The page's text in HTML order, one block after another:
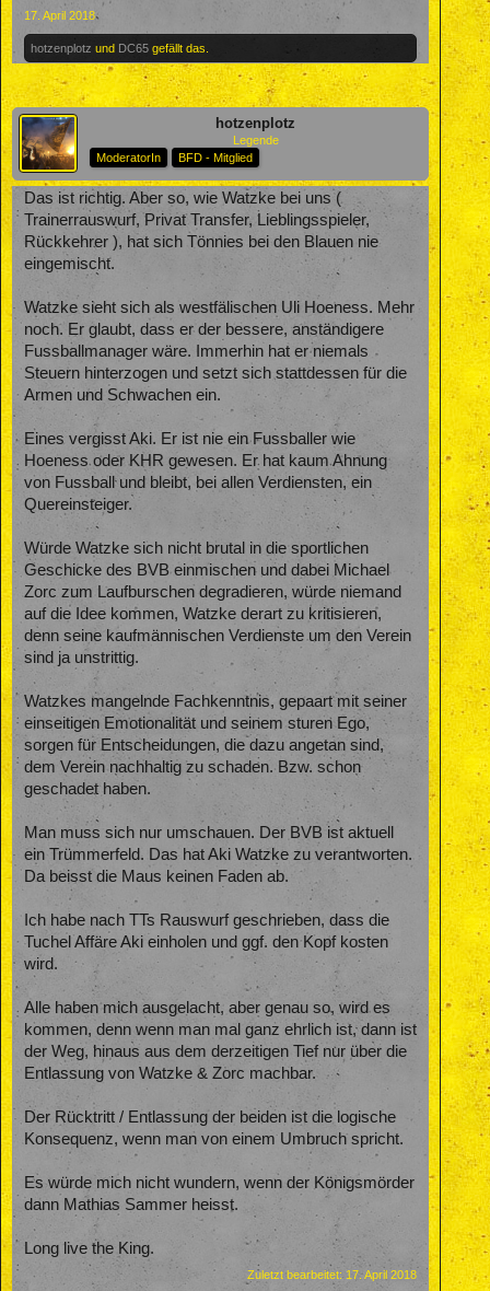
17. April 2018
hotzenplotz und DC65 gefällt das.
hotzenplotz
Legende
ModeratorIn
BFD - Mitglied
Das ist richtig. Aber so, wie Watzke bei uns (
Trainerrauswurf, Privat Transfer, Lieblingsspieler,
Rückkehrer ), hat sich Tönnies bei den Blauen nie
eingemischt.
Watzke sieht sich als westfälischen Uli Hoeness. Mehr
noch. Er glaubt, dass er der bessere, anständigere
Fussballmanager wäre. Immerhin hat er niemals
Steuern hinterzogen und setzt sich stattdessen für die
Armen und Schwachen ein.
Eines vergisst Aki. Er ist nie ein Fussballer wie
Hoeness oder KHR gewesen. Er hat kaum Ahnung
von Fussball und bleibt, bei allen Verdiensten, ein
Quereinsteiger.
Würde Watzke sich nicht brutal in die sportlichen
Geschicke des BVB einmischen und dabei Michael
Zorc zum Laufburschen degradieren, würde niemand
auf die Idee kommen, Watzke derart zu kritisieren,
denn seine kaufmännischen Verdienste um den Verein
sind ja unstrittig.
Watzkes mangelnde Fachkenntnis, gepaart mit seiner
einseitigen Emotionalität und seinem sturen Ego,
sorgen für Entscheidungen, die dazu angetan sind,
dem Verein nachhaltig zu schaden. Bzw. schon
geschadet haben.
Man muss sich nur umschauen. Der BVB ist aktuell
ein Trümmerfeld. Das hat Aki Watzke zu verantworten.
Da beisst die Maus keinen Faden ab.
Ich habe nach TTs Rauswurf geschrieben, dass die
Tuchel Affäre Aki einholen und ggf. den Kopf kosten
wird.
Alle haben mich ausgelacht, aber genau so, wird es
kommen, denn wenn man mal ganz ehrlich ist, dann ist
der Weg, hinaus aus dem derzeitigen Tief nur über die
Entlassung von Watzke & Zorc machbar.
Der Rücktritt / Entlassung der beiden ist die logische
Konsequenz, wenn man von einem Umbruch spricht.
Es würde mich nicht wundern, wenn der Königsmörder
dann Mathias Sammer heisst.
Long live the King.
Zuletzt bearbeitet: 17. April 2018